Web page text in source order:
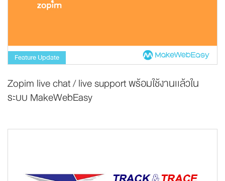
Feature Update
Zopim live chat / live support พร้อมใช้งานเเล้วใน
ระบบ MakeWebEasy